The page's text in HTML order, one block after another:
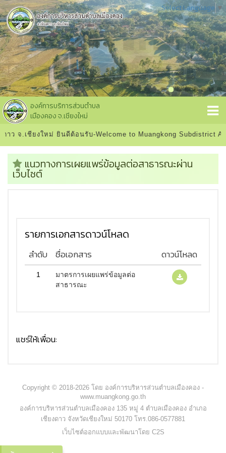
องค์การบริการส่วนตำบล
เมืองคอง จ.เชียงใหม่
ว จ.เชียงใหม่ ยินดีต้อนรับ-Welcome to Muangkong Subdistrict
Select Language ▼
แนวทางการเผยแพร่ข้อมูลต่อสาธารณะผ่าน
เว็บไซต์
รายการเอกสารดาวน์โหลด
ลำดับ ชื่อเอกสาร ดาวน์โหลด
1
มาตรการเผยแพร่ข้อมูลต่อ
สาธารณะ
แชร์ให้เพื่อน:
Copyright © 2018-2026 โดย องค์การบริหารส่วนตำบลเมืองคอง -
www.muangkong.go.th
องค์การบริหารส่วนตำบลเมืองคอง 135 หมู่ 4 ตำบลเมืองคอง อำเภอ
เชียงดาว จังหวัดเชียงใหม่ 50170 โทร.086-0577881
เว็บไซต์ออกแบบและพัฒนาโดย C2S